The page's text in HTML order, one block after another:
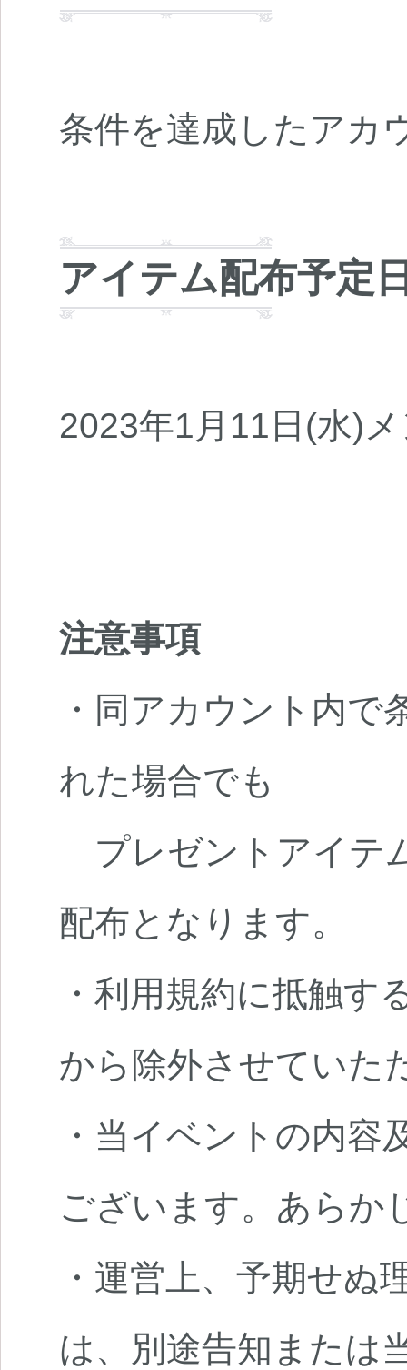
条件を達成したアカ
アイテム配布予定
2023年1月11日(水)
注意事項
・同アカウント内
れた場合でも
プレゼントアイテ
配布となります。
・利用規約に抵触
から除外させていた
・当イベントの内
ございます。あらか
・運営上、予期せ
は、別途告知または